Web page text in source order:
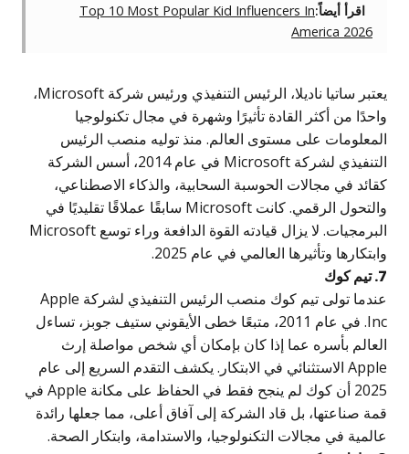
اقرأ أيضاً:Top 10 Most Popular Kid Influencers In
America 2026
يعتبر ساتيا ناديلا، الرئيس التنفيذي ورئيس شركة Microsoft،
واحدًا من أكثر القادة تأثيرًا وشهرة في مجال تكنولوجيا
المعلومات على مستوى العالم. منذ توليه منصب الرئيس
التنفيذي لشركة Microsoft في عام 2014، أسس الشركة
كقائد في مجالات الحوسبة السحابية، والذكاء الاصطناعي،
والتحول الرقمي. كانت Microsoft سابقًا عملاقًا تقليديًا في
البرمجيات. لا يزال قيادته القوة الدافعة وراء توسع Microsoft
وابتكارها وتأثيرها العالمي في عام 2025.
عندما تولى تيم كوك منصب الرئيس التنفيذي لشركة Apple
Inc. في عام 2011، متبعًا خطى الأيقوني ستيف جوبز، تساءل
العالم بأسره عما إذا كان بإمكان أي شخص مواصلة إرث
Apple الاستثنائي في الابتكار. يكشف التقدم السريع إلى عام
2025 أن كوك لم ينجح فقط في الحفاظ على مكانة Apple في
قمة صناعتها، بل قاد الشركة إلى آفاق أعلى، مما جعلها رائدة
عالمية في مجالات التكنولوجيا، والاستدامة، وابتكار الصحة.